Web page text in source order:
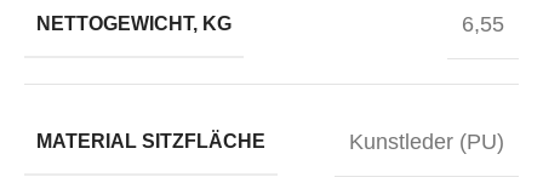
NETTOGEWICHT, KG 6,55
MATERIAL SITZFLÄCHE Kunstleder (PU)